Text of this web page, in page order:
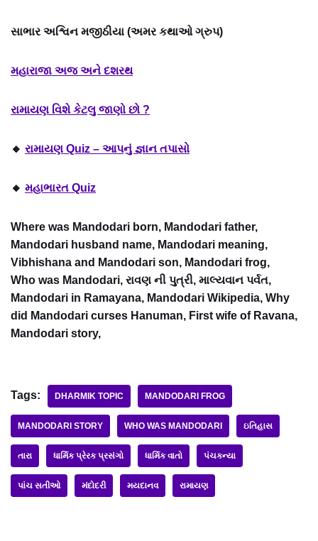
સાભાર અશ્વિન મજીઠીયા (અમર કથાઓ ગ્રુપ)
મહારાજા અજ અને દશરથ
રામાયણ વિશે કેટલુ જાણો છો ?
🔸 રામાયણ Quiz – આપનું જ્ઞાન તપાસો
🔸 મહાભારત Quiz
Where was Mandodari born, Mandodari father,
Mandodari husband name, Mandodari meaning,
Vibhishana and Mandodari son, Mandodari frog,
Who was Mandodari, રાવણ ની પુત્રી, માલ્યવાન પર્વત,
Mandodari in Ramayana, Mandodari Wikipedia, Why
did Mandodari curses Hanuman, First wife of Ravana,
Mandodari story,
Tags: DHARMIK TOPIC MANDODARI FROG
MANDODARI STORY WHO WAS MANDODARI ઇતિહાસ
તારા ધાર્મિક પ્રેરક પ્રસંગો ધાર્મિક વાતો પંચકન્યા
પાંચ સતીઓ મંદોદરી મયદાનવ રામાયણ